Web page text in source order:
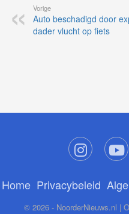
Vorige
Auto beschadigd door
dader vlucht op fiets
Home Privacybeleid
© 2026 - NoorderNieuws.nl |